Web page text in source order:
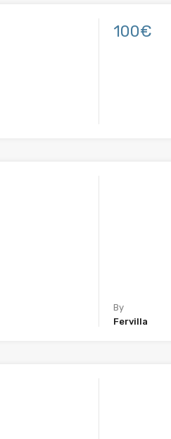
100€
By
Fervilla